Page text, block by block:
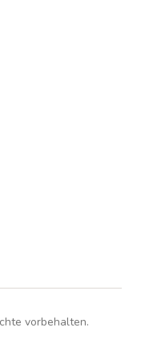
vorbehalten.